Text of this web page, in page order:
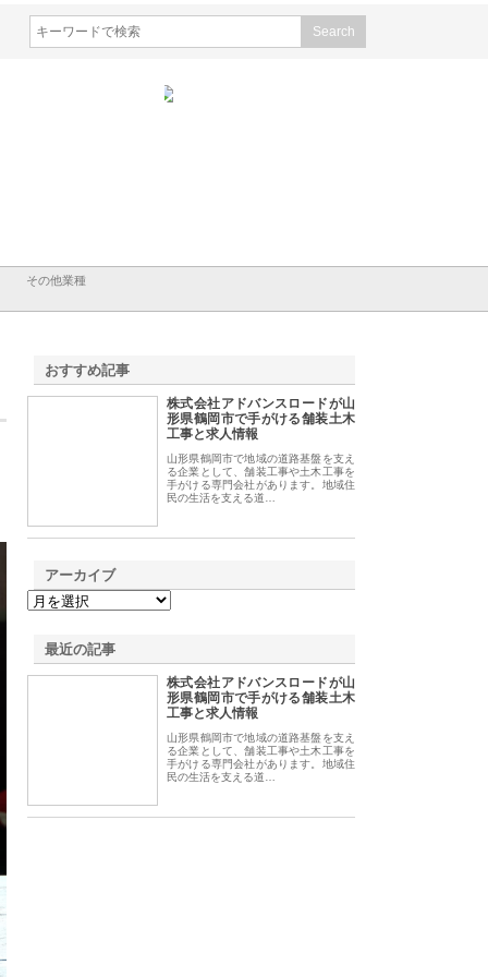
その他業種
おすすめ記事
株式会社アドバンスロードが山
形県鶴岡市で手がける舗装土木
工事と求人情報
山形県鶴岡市で地域の道路基盤を支え
る企業として、舗装工事や土木工事を
手がける専門会社があります。地域住
民の生活を支える道…
アーカイブ
最近の記事
株式会社アドバンスロードが山
形県鶴岡市で手がける舗装土木
工事と求人情報
山形県鶴岡市で地域の道路基盤を支え
る企業として、舗装工事や土木工事を
手がける専門会社があります。地域住
民の生活を支える道…